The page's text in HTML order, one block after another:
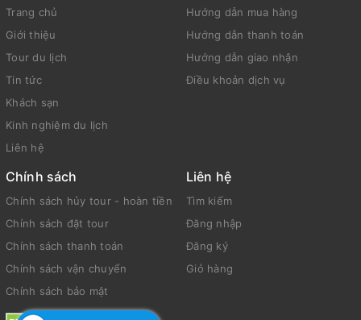
Trang chủ
Giới thiệu
Tour du lịch
Tin tức
Khách sạn
Kinh nghiệm du lịch
Liên hệ
Hướng dẫn mua hàng
Hướng dẫn thanh toán
Hướng dẫn giao nhận
Điều khoản dịch vụ
Chính sách
Chính sách hủy tour - hoàn tiền
Chính sách đặt tour
Chính sách thanh toán
Chính sách vận chuyển
Chính sách bảo mật
Liên hệ
Tìm kiếm
Đăng nhập
Đăng ký
Giỏ hàng